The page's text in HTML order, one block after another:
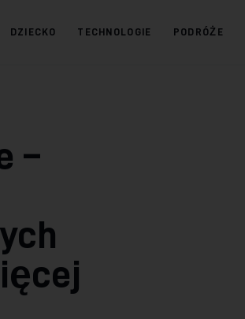
DZIECKO TECHNOLOGIE PODRÓŻE
–